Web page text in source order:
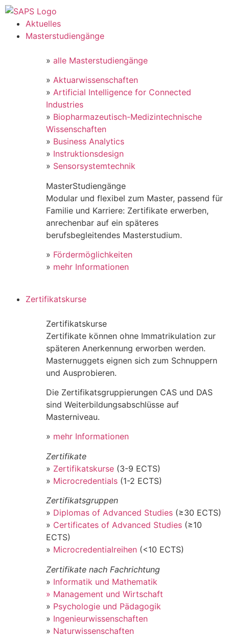
Aktuelles
Masterstudiengänge
» alle Masterstudiengänge
» Aktuarwissenschaften
» Artificial Intelligence for Connected
Industries
» Biopharmazeutisch-Medizintechnische
Wissenschaften
» Business Analytics
» Instruktionsdesign
» Sensorsystemtechnik
MasterStudiengänge
Modular und flexibel zum Master, passend für
Familie und Karriere: Zertifikate erwerben,
anrechenbar auf ein späteres
berufsbegleitendes Masterstudium.
» Fördermöglichkeiten
» mehr Informationen
Zertifikatskurse
Zertifikatskurse
Zertifikate können ohne Immatrikulation zur
späteren Anerkennung erworben werden.
Masternuggets eignen sich zum Schnuppern
und Ausprobieren.
Die Zertifikatsgruppierungen CAS und DAS
sind Weiterbildungsabschlüsse auf
Masterniveau.
» mehr Informationen
Zertifikate
» Zertifikatskurse (3-9 ECTS)
» Microcredentials (1-2 ECTS)
Zertifikatsgruppen
» Diplomas of Advanced Studies (≥30 ECTS)
» Certificates of Advanced Studies (≥10
ECTS)
» Microcredentialreihen (<10 ECTS)
Zertifikate nach Fachrichtung
» Informatik und Mathematik
» Management und Wirtschaft
» Psychologie und Pädagogik
» Ingenieurwissenschaften
» Naturwissenschaften